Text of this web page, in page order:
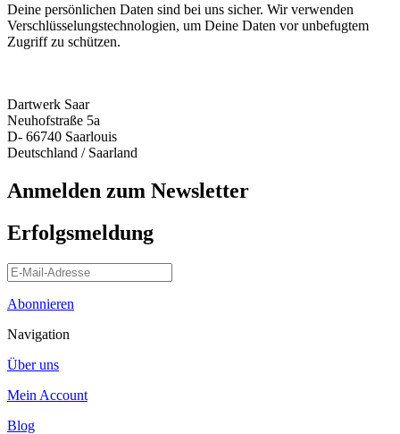
Deine persönlichen Daten sind bei uns sicher. Wir verwenden
Verschlüsselungstechnologien, um Deine Daten vor unbefugtem
Zugriff zu schützen.
Dartwerk Saar
Neuhofstraße 5a
D- 66740 Saarlouis
Deutschland / Saarland
Anmelden zum Newsletter
Erfolgsmeldung
Abonnieren
Navigation
Über uns
Mein Account
Blog